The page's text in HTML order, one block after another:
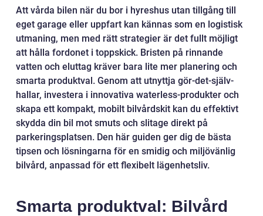
Att vårda bilen när du bor i hyreshus utan tillgång till
eget garage eller uppfart kan kännas som en logistisk
utmaning, men med rätt strategier är det fullt möjligt
att hålla fordonet i toppskick. Bristen på rinnande
vatten och eluttag kräver bara lite mer planering och
smarta produktval. Genom att utnyttja gör-det-själv-
hallar, investera i innovativa waterless-produkter och
skapa ett kompakt, mobilt bilvårdskit kan du effektivt
skydda din bil mot smuts och slitage direkt på
parkeringsplatsen. Den här guiden ger dig de bästa
tipsen och lösningarna för en smidig och miljövänlig
bilvård, anpassad för ett flexibelt lägenhetsliv.
Smarta produktval: Bilvård